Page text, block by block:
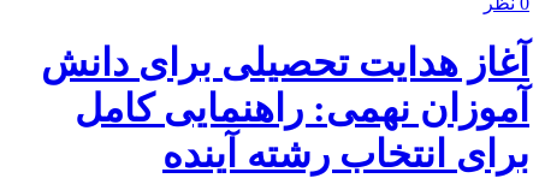
آغاز هدایت تحصیلی برای دانش
آموزان نهمی: راهنمایی کامل
برای انتخاب رشته آینده